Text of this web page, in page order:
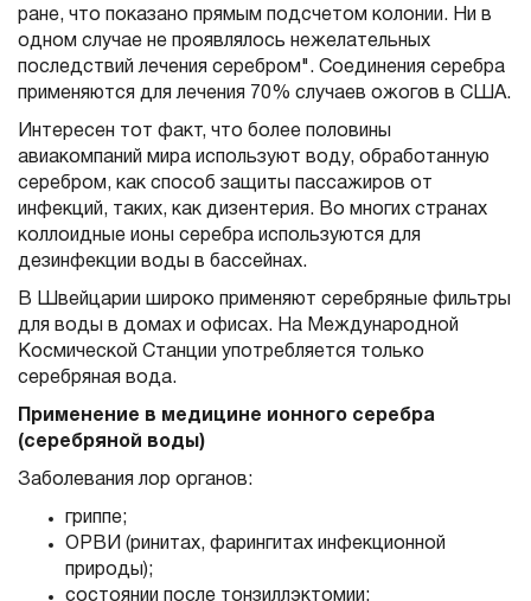
ране, что показано прямым подсчетом колонии. Ни в
одном случае не проявлялось нежелательных
последствий лечения серебром". Соединения серебра
применяются для лечения 70% случаев ожогов в США.
Интересен тот факт, что более половины
авиакомпаний мира используют воду, обработанную
серебром, как способ защиты пассажиров от
инфекций, таких, как дизентерия. Во многих странах
коллоидные ионы серебра используются для
дезинфекции воды в бассейнах.
В Швейцарии широко применяют серебряные фильтры
для воды в домах и офисах. На Международной
Космической Станции употребляется только
серебряная вода.
Применение в медицине ионного серебра
(серебряной воды)
Заболевания лор органов:
гриппе;
ОРВИ (ринитах, фарингитах инфекционной
природы);
состоянии после тонзиллэктомии;